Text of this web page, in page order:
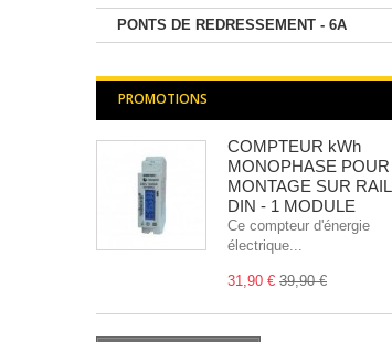
PONTS DE REDRESSEMENT - 6A
PROMOTIONS
COMPTEUR kWh
MONOPHASE POUR
MONTAGE SUR RAIL
DIN - 1 MODULE
Ce compteur d'énergie
électrique...
31,90 € 39,90 €